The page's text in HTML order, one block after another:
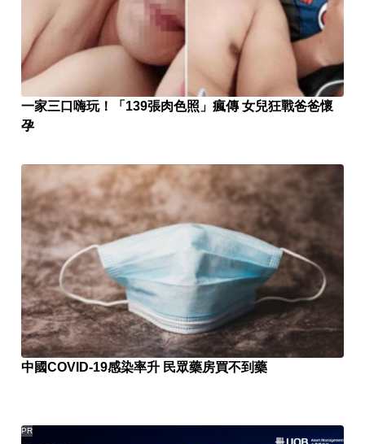
一家三口嗨玩！「139張肉色照」瘋傳 女兒狂戰爸爸懷
孕
中國COVID-19感染率升 民眾藥房買不到藥
PR